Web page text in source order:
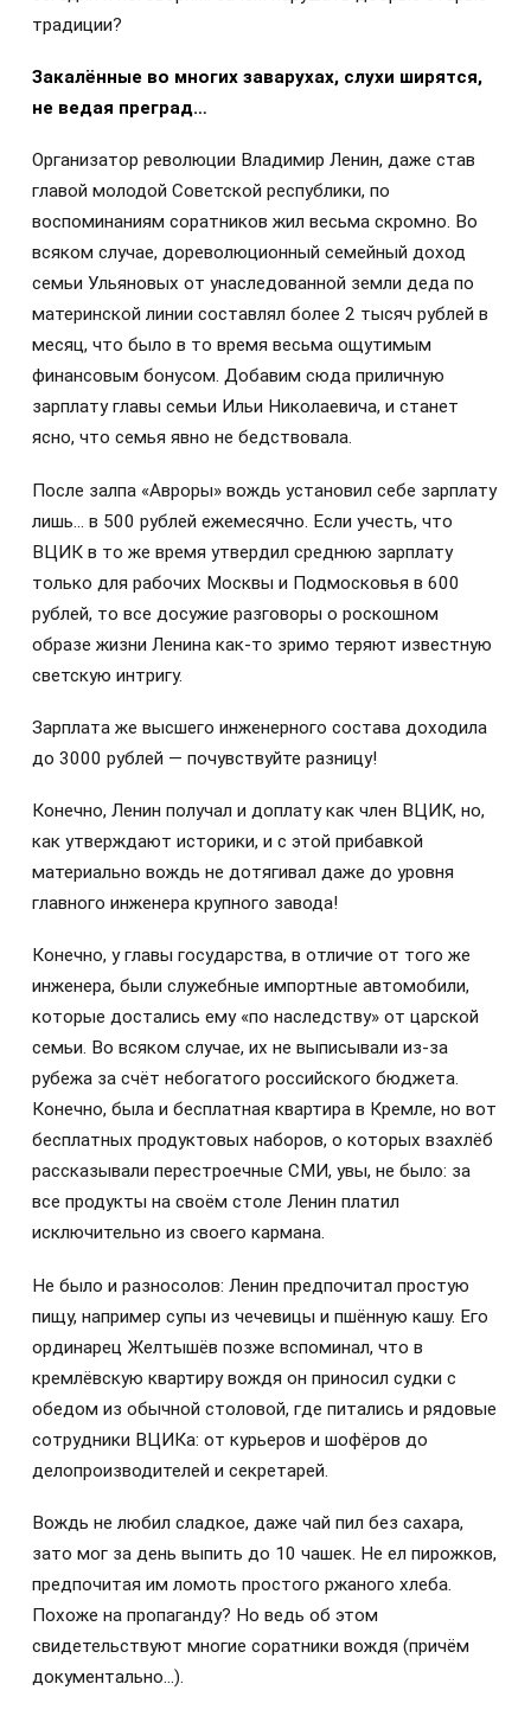
традиции?
Закалённые во многих заварухах, слухи ширятся,
не ведая преград…
Организатор революции Владимир Ленин, даже став
главой молодой Советской республики, по
воспоминаниям соратников жил весьма скромно. Во
всяком случае, дореволюционный семейный доход
семьи Ульяновых от унаследованной земли деда по
материнской линии составлял более 2 тысяч рублей в
месяц, что было в то время весьма ощутимым
финансовым бонусом. Добавим сюда приличную
зарплату главы семьи Ильи Николаевича, и станет
ясно, что семья явно не бедствовала.
После залпа «Авроры» вождь установил себе зарплату
лишь… в 500 рублей ежемесячно. Если учесть, что
ВЦИК в то же время утвердил среднюю зарплату
только для рабочих Москвы и Подмосковья в 600
рублей, то все досужие разговоры о роскошном
образе жизни Ленина как-то зримо теряют известную
светскую интригу.
Зарплата же высшего инженерного состава доходила
до 3000 рублей — почувствуйте разницу!
Конечно, Ленин получал и доплату как член ВЦИК, но,
как утверждают историки, и с этой прибавкой
материально вождь не дотягивал даже до уровня
главного инженера крупного завода!
Конечно, у главы государства, в отличие от того же
инженера, были служебные импортные автомобили,
которые достались ему «по наследству» от царской
семьи. Во всяком случае, их не выписывали из-за
рубежа за счёт небогатого российского бюджета.
Конечно, была и бесплатная квартира в Кремле, но вот
бесплатных продуктовых наборов, о которых взахлёб
рассказывали перестроечные СМИ, увы, не было: за
все продукты на своём столе Ленин платил
исключительно из своего кармана.
Не было и разносолов: Ленин предпочитал простую
пищу, например супы из чечевицы и пшённую кашу. Его
ординарец Желтышёв позже вспоминал, что в
кремлёвскую квартиру вождя он приносил судки с
обедом из обычной столовой, где питались и рядовые
сотрудники ВЦИКа: от курьеров и шофёров до
делопроизводителей и секретарей.
Вождь не любил сладкое, даже чай пил без сахара,
зато мог за день выпить до 10 чашек. Не ел пирожков,
предпочитая им ломоть простого ржаного хлеба.
Похоже на пропаганду? Но ведь об этом
свидетельствуют многие соратники вождя (причём
документально…).